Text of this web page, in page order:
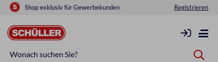
Shop exklusiv für Gewerbekunden Registrieren